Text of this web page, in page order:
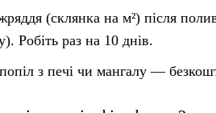
(склянка на м²) після
Робіть раз на 10 днів.
з печі чи мангалу —